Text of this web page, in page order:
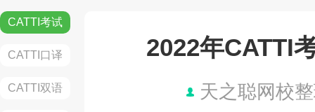
CATTI考试
CATTI口译
CATTI双语
2022年CATTI
天之聪网校